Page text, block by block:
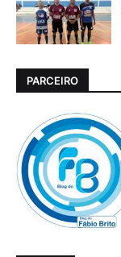
PARCEIRO